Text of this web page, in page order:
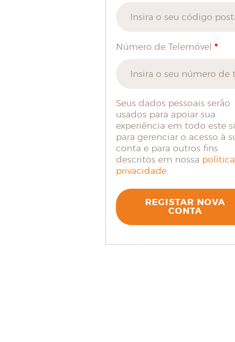
Número de Telemóvel *
Seus dados pessoais serão
usados para apoiar sua
experiência em todo este
para gerenciar o acesso à
conta e para outros fins
descritos em nossa
privacidade.
REGISTAR NOVA
CONTA